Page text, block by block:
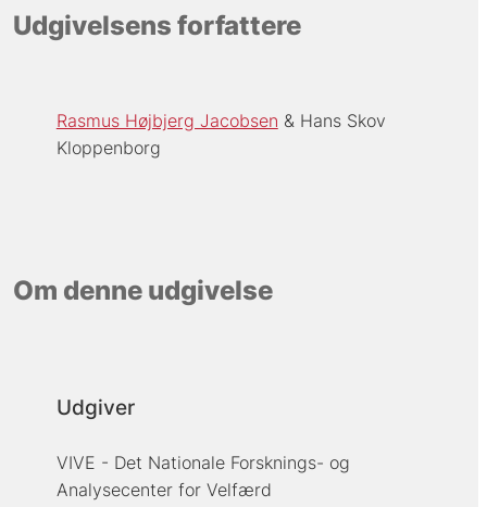
Udgivelsens forfattere
Rasmus Højbjerg Jacobsen
Hans Skov
Kloppenborg
Om denne udgivelse
Udgiver
VIVE - Det Nationale Forsknings- og
Analysecenter for Velfærd